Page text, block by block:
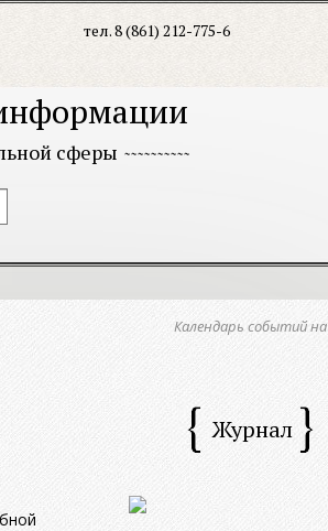
тел. 8 (861) 212-775-6
сферы
Календарь событий на
Журнал